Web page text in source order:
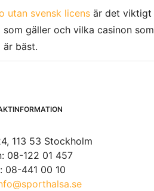
utan svensk licensär det viktigt
gäller och vilka casinon som
är bäst.
113 53 Stockholm
08-122 01 457
08-441 00 10